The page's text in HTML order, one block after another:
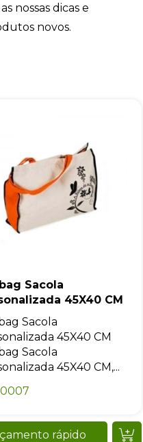
nossas dicas e
novos.
Sacola
45X40 CM
Sacola
45X40 CM
Sacola
45X40 CM,...
rápido
Eu concordo em